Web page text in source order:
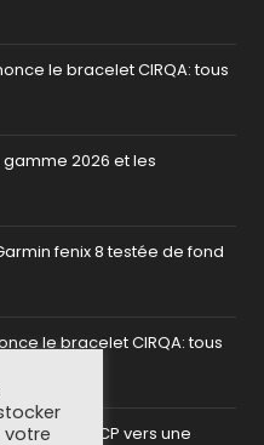
le bracelet CIRQA: tous
gamme 2026 et les
fenix 8 testée de fond
le bracelet CIRQA: tous
serveur MCP vers une